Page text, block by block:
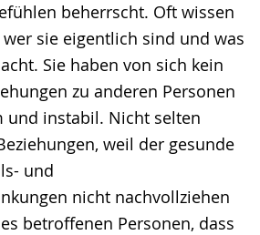
beherrscht. Oft wissen
sie eigentlich sind und was
Sie haben von sich kein
zu anderen Personen
und instabil. Nicht selten
weil der gesunde
und
nicht nachvollziehen
betroffenen Personen, dass